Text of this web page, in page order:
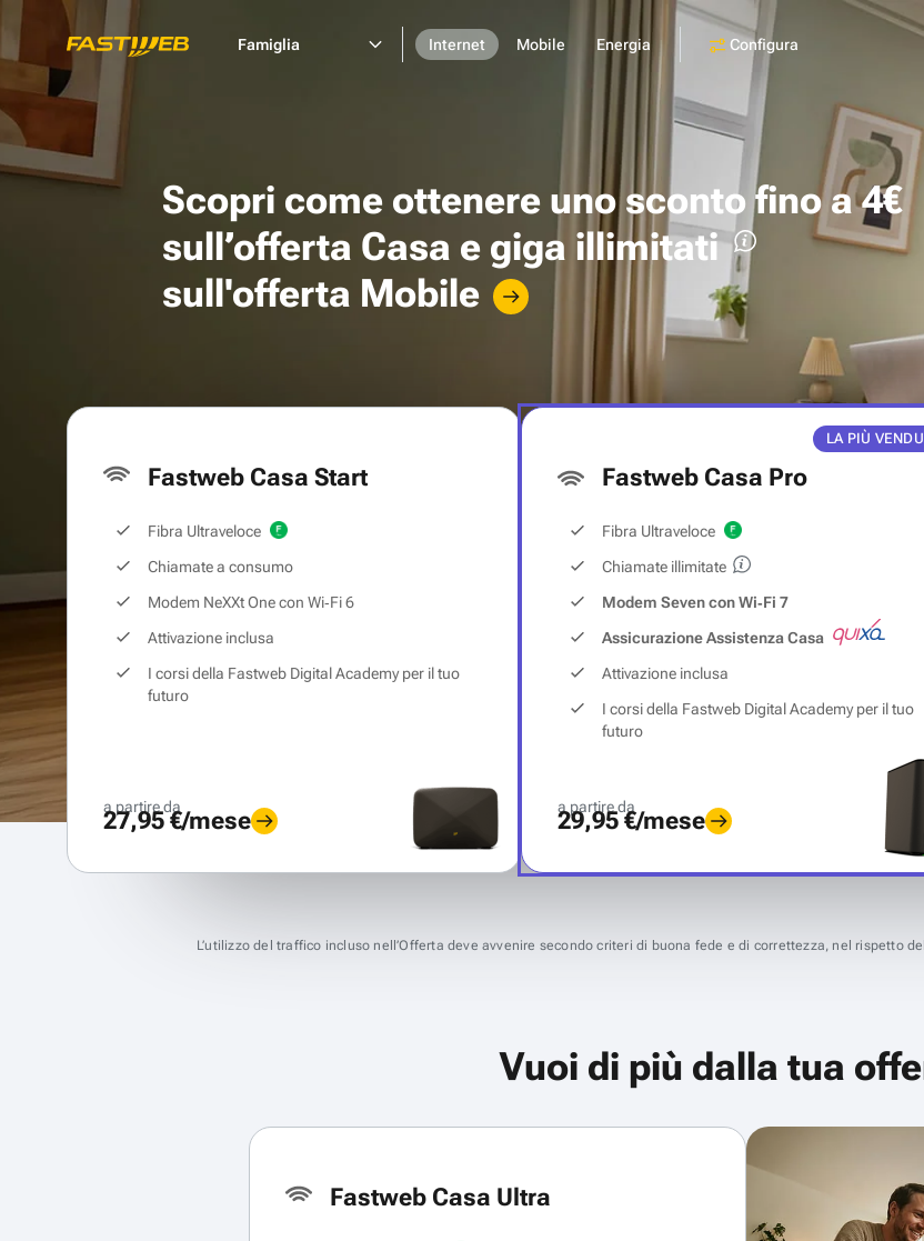
Famiglia Internet Mobile Energia Configura
Scopri come ottenere unosconto fino a 4€
sull’offerta Casa e giga illimitati
sull'offerta Mobile
Fastweb Casa Start
Fibra Ultraveloce
Chiamate a consumo
Modem NeXXt One con Wi‑Fi 6
Attivazione inclusa
I corsi della Fastweb Digital Academy per il tuo
futuro
a partire da
27,95 €/mese
LA PIÙ
Fastweb Casa Pro
Fibra Ultraveloce
Chiamate illimitate
Modem Seven con Wi‑Fi 7
Assicurazione Assistenza Casa
Attivazione inclusa
I corsi della Fastweb Digital Academy per il tuo
futuro
a partire da
29,95 €/mese
L’utilizzo del traffico incluso nell’Offerta deve avvenire secondo criteri di buona fede e di correttezza, nel rispetto
Vuoi di più dalla tua
Fastweb Casa Ultra